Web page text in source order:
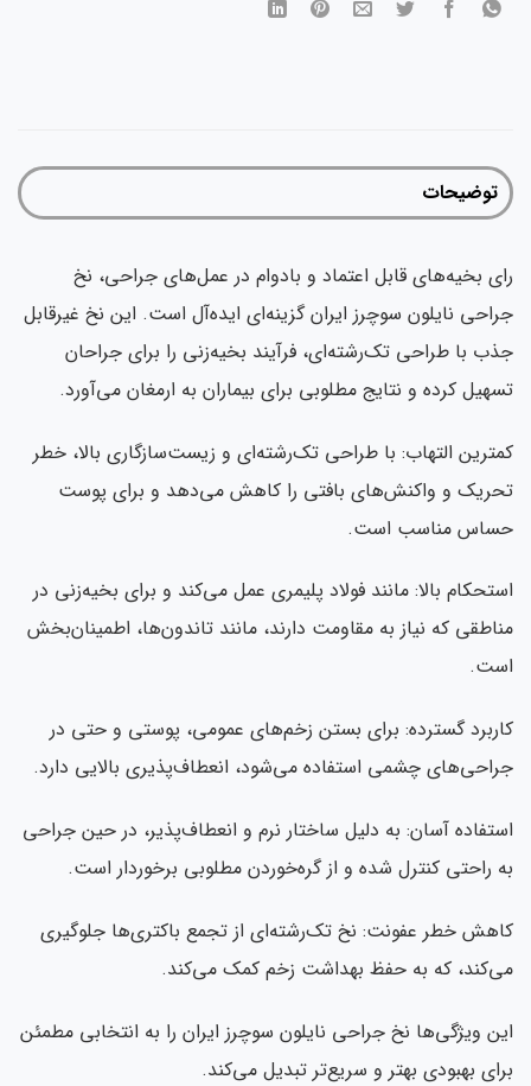
توضیحات
رای بخیه‌های قابل اعتماد و بادوام در عمل‌های جراحی، نخ
جراحی نایلون سوچرز ایران گزینه‌ای ایده‌آل است. این نخ غیرقابل
جذب با طراحی تک‌رشته‌ای، فرآیند بخیه‌زنی را برای جراحان
تسهیل کرده و نتایج مطلوبی برای بیماران به ارمغان می‌آورد.
کمترین التهاب: با طراحی تک‌رشته‌ای و زیست‌سازگاری بالا، خطر
تحریک و واکنش‌های بافتی را کاهش می‌دهد و برای پوست
حساس مناسب است.
استحکام بالا: مانند فولاد پلیمری عمل می‌کند و برای بخیه‌زنی در
مناطقی که نیاز به مقاومت دارند، مانند تاندون‌ها، اطمینان‌بخش
است.
کاربرد گسترده: برای بستن زخم‌های عمومی، پوستی و حتی در
جراحی‌های چشمی استفاده می‌شود، انعطاف‌پذیری بالایی دارد.
استفاده آسان: به دلیل ساختار نرم و انعطاف‌پذیر، در حین جراحی
به راحتی کنترل شده و از گره‌خوردن مطلوبی برخوردار است.
کاهش خطر عفونت: نخ تک‌رشته‌ای از تجمع باکتری‌ها جلوگیری
می‌کند، که به حفظ بهداشت زخم کمک می‌کند.
این ویژگی‌ها نخ جراحی نایلون سوچرز ایران را به انتخابی مطمئن
برای بهبودی بهتر و سریع‌تر تبدیل می‌کند.